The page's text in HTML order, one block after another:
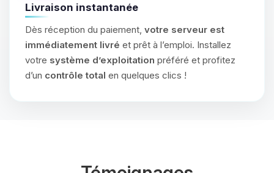
Livraison instantanée
Dès réception du paiement, votre serveur est
immédiatement livré et prêt à l’emploi. Installez
votre système d’exploitation préféré et profitez
d’un contrôle total en quelques clics !